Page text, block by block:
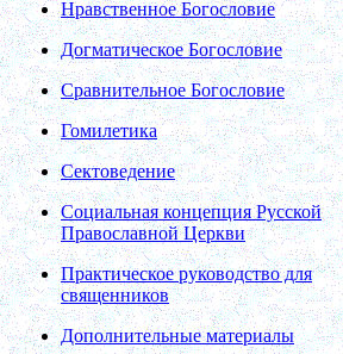
Нравственное Богословие
Догматическое Богословие
Сравнительное Богословие
Гомилетика
Сектоведение
Социальная концепция Русской
Православной Церкви
Практическое руководство для
священников
Дополнительные материалы